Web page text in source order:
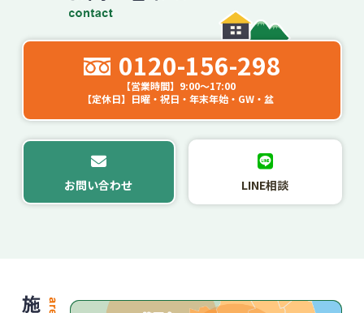
0120-156-298
【営業時間】9:00～17:00
【定休日】日曜・祝日・年末年始・GW・盆
お問い合わせ LINE相談